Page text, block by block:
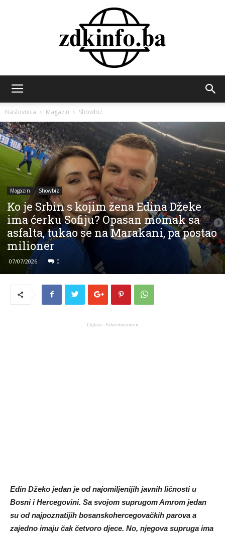
INFO
Naslovnica Magazin Showbiz
Magazin Showbiz
Ko je Srbin s kojim žena Edina Džeke
ima ćerku Sofiju? Opasan momak sa
asfalta, tukao se na Marakani, pa postao
milioner
07/07/2026 0
Oglasi - Advertisement
Edin Džeko jedan je od najomiljenijih javnih ličnosti u
Bosni i Hercegovini. Sa svojom suprugom Amrom jedan
su od najpoznatijih bosanskohercegovačkih parova a
zajedno imaju čak četvoro djece. No, njegova supruga ima